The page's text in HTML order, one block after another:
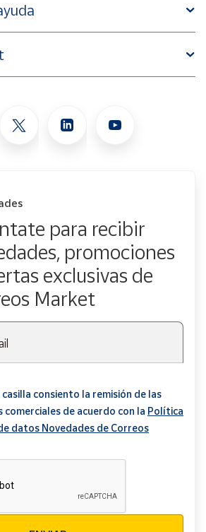
para recibir
promociones
exclusivas de
Market
consiento la remisión de las
comerciales de acuerdo con la Política
datos Novedades de Correos